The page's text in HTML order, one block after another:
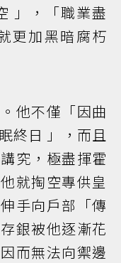
」，「職業盡
更加黑暗腐朽
他不僅「因曲
終日 」，而且
究，極盡揮霍
就掏空專供皇
手向戶部「傳
銀被他逐漸花
而無法向禦邊